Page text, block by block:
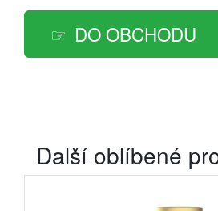
DO OBCHODU
Další oblíbené